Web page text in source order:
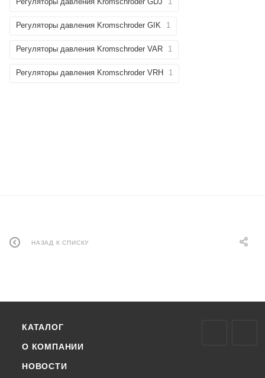
Регуляторы давления Kromschroder GIK 1
Регуляторы давления Kromschroder VAR 1
Регуляторы давления Kromschroder VRH 1
НАЗАД К СПИСКУ
КАТАЛОГ
О КОМПАНИИ
НОВОСТИ